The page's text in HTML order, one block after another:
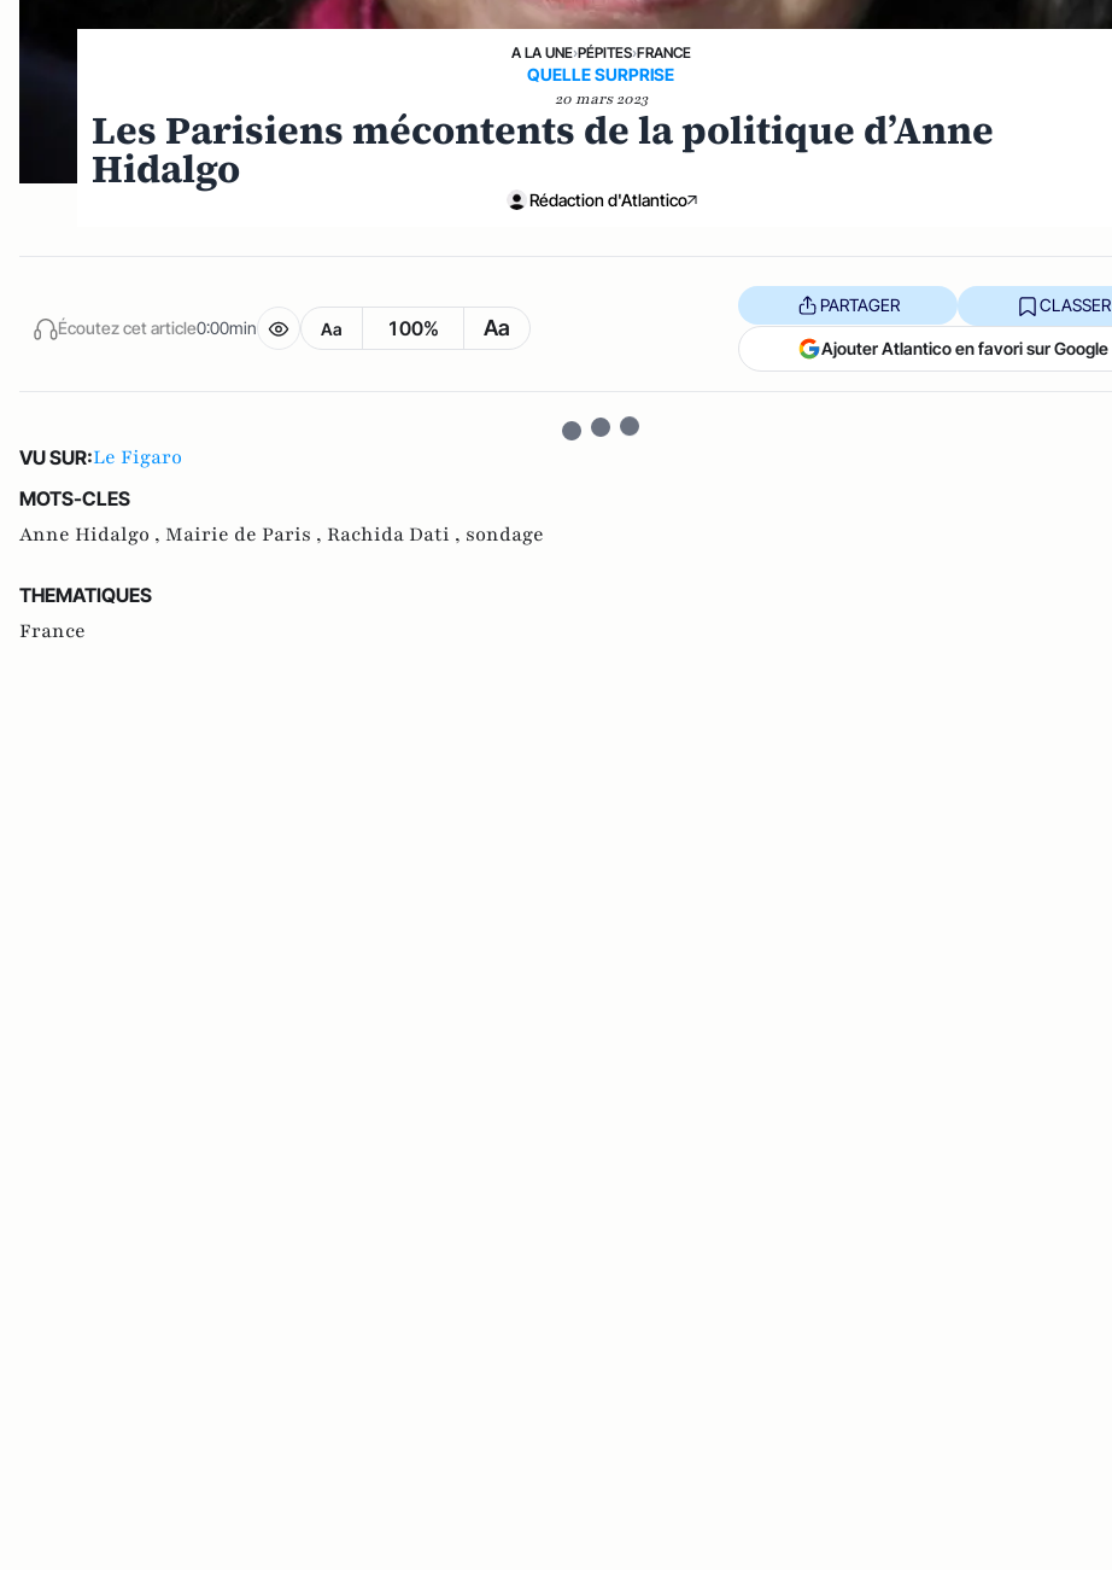
A LA UNE›PÉPITES›FRANCE
QUELLE SURPRISE
20 mars 2023
Les Parisiens mécontents de la politique d’Anne
Hidalgo
Rédaction d'Atlantico
Écoutez cet article0:00min Aa 100% Aa
PARTAGER CLASSER
Ajouter Atlantico en favori sur Google
VU SUR:Le Figaro
MOTS-CLES
Anne Hidalgo , Mairie de Paris , Rachida Dati , sondage
THEMATIQUES
France